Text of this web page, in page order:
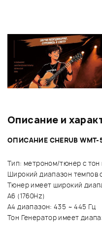
Описание и
ОПИСАНИЕ CHERUB WMT-
Тип: метроном/тюнер с тон
Широкий диапазон темпов
Тюнер имеет широкий
А6 (1760Hz)
A4 диапазон: 435 ~ 445 Гц
Тон Генератор имеет